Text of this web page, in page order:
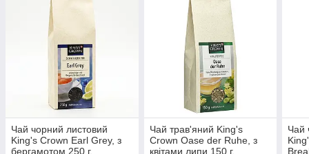
Чай чорний листовий
King's Crown Earl Grey, з
бергамотом 250 г.
Чай трав'яний King's
Crown Oase der Ruhe, з
квітами липи 150 г.
Чай